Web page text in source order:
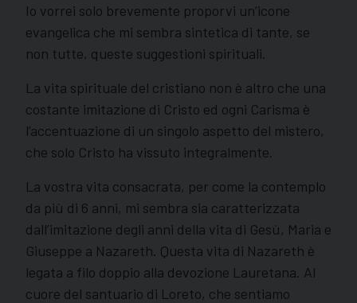
Io vorrei solo brevemente proporvi un’icone
evangelica che mi sembra sintetica di tante, se
non tutte, queste suggestioni spirituali.
La vita spirituale del cristiano non è altro che una
costante imitazione di Cristo ed ogni Carisma è
l’accentuazione di un singolo aspetto del mistero,
che solo Cristo ha vissuto integralmente.
La vostra vita consacrata, per come la contemplo
da più di 6 anni, mi sembra sia caratterizzata
dall’imitazione degli anni della vita di Gesù, Maria e
Giuseppe a Nazareth. Questa vita di Nazareth è
legata a filo doppio alla devozione Lauretana. Al
cuore del santuario di Loreto, che sentiamo